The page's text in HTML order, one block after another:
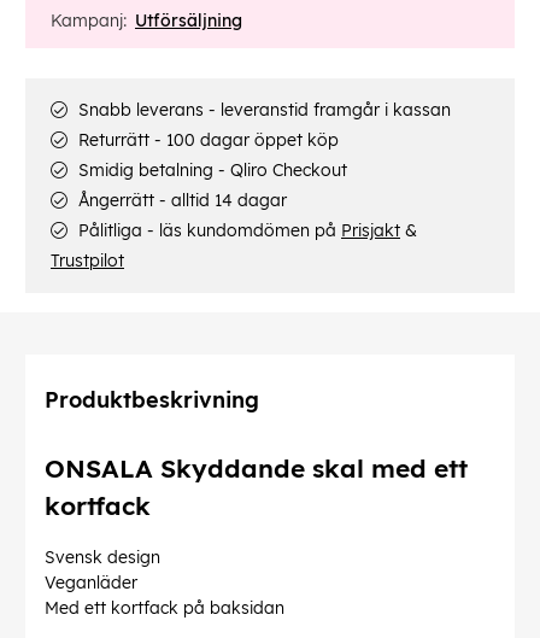
Kampanj: Utförsäljning
Snabb leverans - leveranstid framgår i kassan
Returrätt - 100 dagar öppet köp
Smidig betalning - Qliro Checkout
Ångerrätt - alltid 14 dagar
Pålitliga - läs kundomdömen på Prisjakt &
Trustpilot
Produktbeskrivning
ONSALA Skyddande skal med ett
kortfack
Svensk design
Veganläder
Med ett kortfack på baksidan